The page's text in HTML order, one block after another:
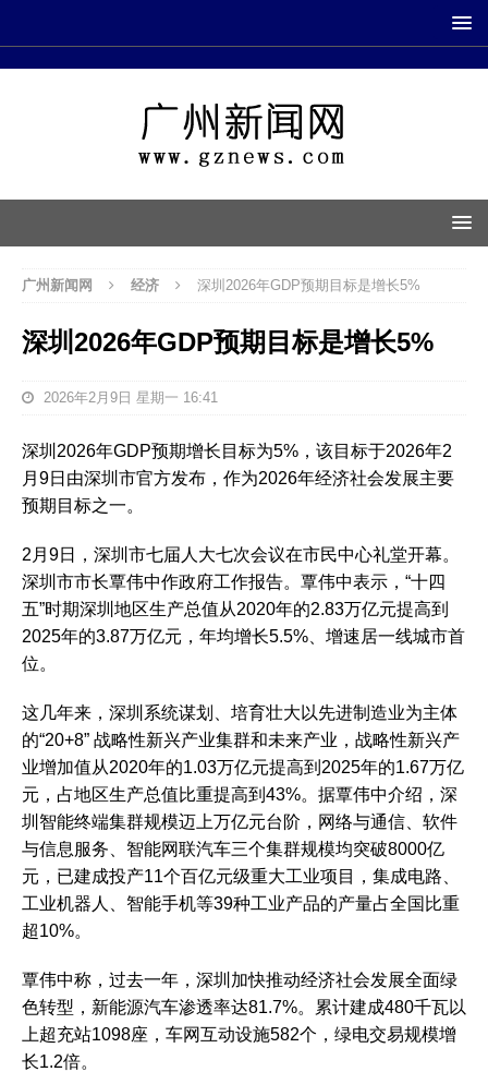
广州新闻网 经济 深圳2026年GDP预期目标是增长5%
深圳2026年GDP预期目标是增长5%
2026年2月9日 星期一 16:41
深圳2026年GDP预期增长目标为‌5%‌，该目标于2026年2
月9日由深圳市官方发布，作为2026年经济社会发展主要
预期目标之一。‌‌
2月9日，深圳市七届人大七次会议在市民中心礼堂开幕。
深圳市市长覃伟中作政府工作报告。覃伟中表示，“十四
五”时期深圳地区生产总值从2020年的2.83万亿元提高到
2025年的3.87万亿元，年均增长5.5%、增速居一线城市首
位。
这几年来，深圳系统谋划、培育壮大以先进制造业为主体
的“20+8” 战略性新兴产业集群和未来产业，战略性新兴产
业增加值从2020年的1.03万亿元提高到2025年的1.67万亿
元，占地区生产总值比重提高到43%。据覃伟中介绍，深
圳智能终端集群规模迈上万亿元台阶，网络与通信、软件
与信息服务、智能网联汽车三个集群规模均突破8000亿
元，已建成投产11个百亿元级重大工业项目，集成电路、
工业机器人、智能手机等39种工业产品的产量占全国比重
超10%。
覃伟中称，过去一年，深圳加快推动经济社会发展全面绿
色转型，新能源汽车渗透率达81.7%。累计建成480千瓦以
上超充站1098座，车网互动设施582个，绿电交易规模增
长1.2倍。